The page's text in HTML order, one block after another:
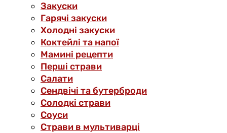
Закуски
Гарячі закуски
Холодні закуски
Коктейлі та напої
Мамині рецепти
Перші страви
Салати
Сендвічі та бутерброди
Солодкі страви
Соуси
Страви в мультиварці